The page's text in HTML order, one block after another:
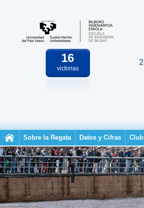
16
victorias
Sobre la Regata Datos y Cifras